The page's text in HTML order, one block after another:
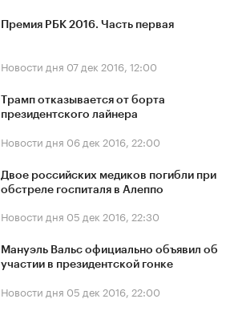
Премия РБК 2016. Часть первая
Новости дня 07 дек 2016, 12:00
Трамп отказывается от борта
президентского лайнера
Новости дня 06 дек 2016, 22:00
Двое российских медиков погибли при
обстреле госпиталя в Алеппо
Новости дня 05 дек 2016, 22:30
Мануэль Вальс официально объявил об
участии в президентской гонке
Новости дня 05 дек 2016, 22:00